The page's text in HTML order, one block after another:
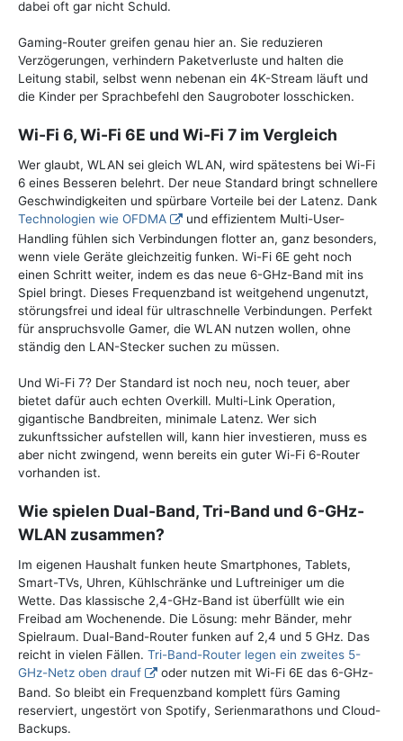
dabei oft gar nicht Schuld.
Gaming-Router greifen genau hier an. Sie reduzieren
Verzögerungen, verhindern Paketverluste und halten die
Leitung stabil, selbst wenn nebenan ein 4K-Stream läuft und
die Kinder per Sprachbefehl den Saugroboter losschicken.
Wi-Fi 6, Wi-Fi 6E und Wi-Fi 7 im Vergleich
Wer glaubt, WLAN sei gleich WLAN, wird spätestens bei Wi-Fi
6 eines Besseren belehrt. Der neue Standard bringt schnellere
Geschwindigkeiten und spürbare Vorteile bei der Latenz. Dank
Technologien wie OFDMA
und effizientem Multi-User-
Handling fühlen sich Verbindungen flotter an, ganz besonders,
wenn viele Geräte gleichzeitig funken. Wi-Fi 6E geht noch
einen Schritt weiter, indem es das neue 6-GHz-Band mit ins
Spiel bringt. Dieses Frequenzband ist weitgehend ungenutzt,
störungsfrei und ideal für ultraschnelle Verbindungen. Perfekt
für anspruchsvolle Gamer, die WLAN nutzen wollen, ohne
ständig den LAN-Stecker suchen zu müssen.
Und Wi-Fi 7? Der Standard ist noch neu, noch teuer, aber
bietet dafür auch echten Overkill. Multi-Link Operation,
gigantische Bandbreiten, minimale Latenz. Wer sich
zukunftssicher aufstellen will, kann hier investieren, muss es
aber nicht zwingend, wenn bereits ein guter Wi-Fi 6-Router
vorhanden ist.
Wie spielen Dual-Band, Tri-Band und 6-GHz-
WLAN zusammen?
Im eigenen Haushalt funken heute Smartphones, Tablets,
Smart-TVs, Uhren, Kühlschränke und Luftreiniger um die
Wette. Das klassische 2,4-GHz-Band ist überfüllt wie ein
Freibad am Wochenende. Die Lösung: mehr Bänder, mehr
Spielraum. Dual-Band-Router funken auf 2,4 und 5 GHz. Das
reicht in vielen Fällen. Tri-Band-Router legen ein zweites 5-
GHz-Netz oben drauf
oder nutzen mit Wi-Fi 6E das 6-GHz-
Band. So bleibt ein Frequenzband komplett fürs Gaming
reserviert, ungestört von Spotify, Serienmarathons und Cloud-
Backups.